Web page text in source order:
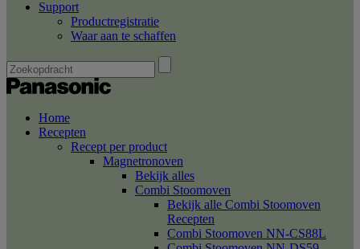
Support
Productregistratie
Waar aan te schaffen
Home
Recepten
Recept per product
Magnetronoven
Bekijk alles
Combi Stoomoven
Bekijk alle Combi Stoomoven
Recepten
Combi Stoomoven NN-CS88L